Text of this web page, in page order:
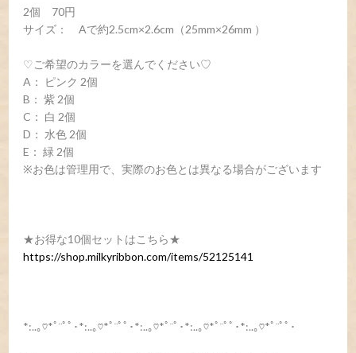
2個 70円
サイズ： Aで約2.5cm×2.6cm（25mm×26mm ）
♡ご希望のカラーを選んでください♡
A： ピンク 2個
B： 紫 2個
C： 白 2個
D： 水色 2個
E： 緑 2個
※お色は管理用で、実際のお色とは異なる場合がございます
★お得な10個セットはこちら★
https://shop.milkyribbon.com/items/52125141
*:..｡♡*ﾟ¨ﾟﾟ･*:..｡♡*ﾟ¨ﾟﾟ･*:..｡♡*ﾟ¨ﾟ･*:..｡♡*ﾟ¨ﾟﾟ･*:..｡♡*ﾟ¨ﾟﾟ･